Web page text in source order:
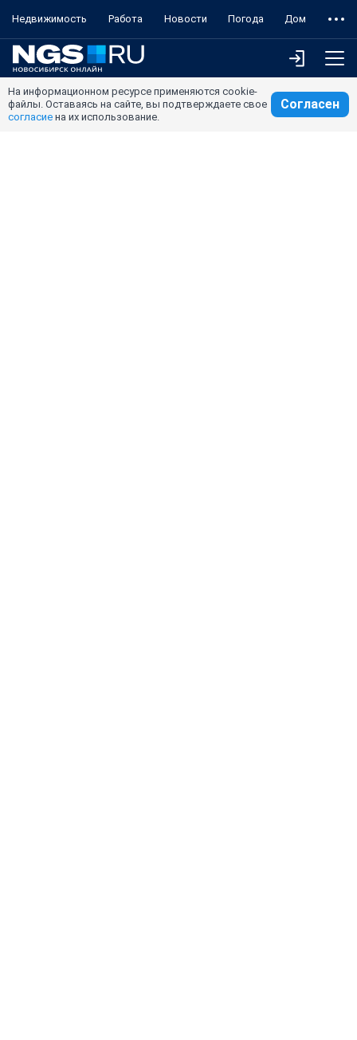
Недвижимость Работа Новости Погода Дом
На информационном ресурсе применяются cookie-
файлы. Оставаясь на сайте, вы подтверждаете свое
согласие на их использование.
Согласен